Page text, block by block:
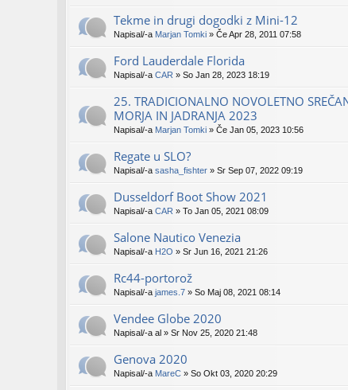
Tekme in drugi dogodki z Mini-12
Napisal/-a Marjan Tomki » Če Apr 28, 2011 07:58
Ford Lauderdale Florida
Napisal/-a CAR » So Jan 28, 2023 18:19
25. TRADICIONALNO NOVOLETNO
MORJA IN JADRANJA 2023
Napisal/-a Marjan Tomki » Če Jan 05, 2023 10:56
Regate u SLO?
Napisal/-a sasha_fishter » Sr Sep 07, 2022 09:19
Dusseldorf Boot Show 2021
Napisal/-a CAR » To Jan 05, 2021 08:09
Salone Nautico Venezia
Napisal/-a H2O » Sr Jun 16, 2021 21:26
Rc44-portorož
Napisal/-a james.7 » So Maj 08, 2021 08:14
Vendee Globe 2020
Napisal/-a al » Sr Nov 25, 2020 21:48
Genova 2020
Napisal/-a MareC » So Okt 03, 2020 20:29